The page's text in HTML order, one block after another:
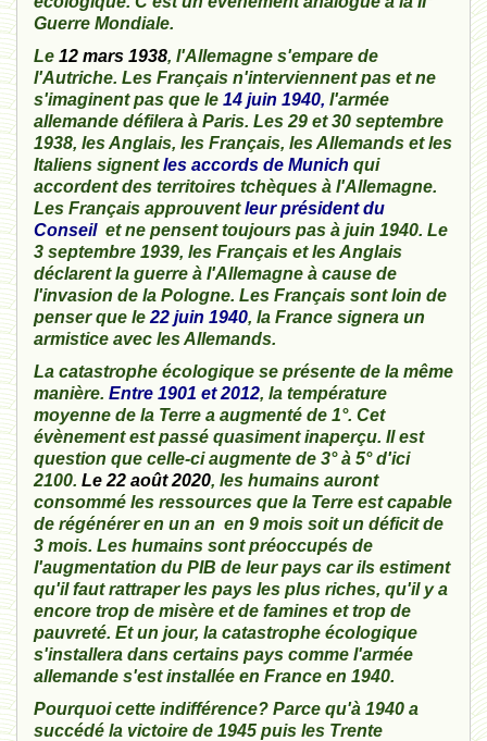
Guerre Mondiale.
Le 12 mars 1938, l'Allemagne s'empare de
l'Autriche. Les Français n'interviennent pas et ne
s'imaginent pas que le 14 juin 1940, l'armée
allemande défilera à Paris. Les 29 et 30 septembre
1938, les Anglais, les Français, les Allemands et les
Italiens signent les accords de Munich qui
accordent des territoires tchèques à l'Allemagne.
Les Français approuventleur président du
Conseil et ne pensent toujours pas à juin 1940. Le
3 septembre 1939, les Français et les Anglais
déclarent la guerre à l'Allemagne à cause de
l'invasion de la Pologne. Les Français sont loin de
penser que le 22 juin 1940, la France signera un
armistice avec les Allemands.
La catastrophe écologique se présente de la même
manière. Entre 1901 et 2012, la température
moyenne de la Terre a augmenté de 1°. Cet
évènement est passé quasiment inaperçu. Il est
question que celle-ci augmente de 3° à 5° d'ici
2100. Le 22 août 2020, les humains auront
consommé les ressources que la Terre est capable
de régénérer en un an en 9 mois soit un déficit de
3 mois. Les humains sont préoccupés de
l'augmentation du PIB de leur pays car ils estiment
qu'il faut rattraper les pays les plus riches, qu'il y a
encore trop de misère et de famines et trop de
pauvreté. Et un jour, la catastrophe écologique
s'installera dans certains pays comme l'armée
allemande s'est installée en France en 1940.
Pourquoi cette indifférence? Parce qu'à 1940 a
succédé la victoire de 1945 puis les Trente